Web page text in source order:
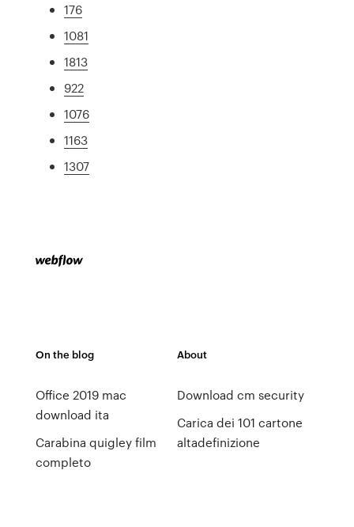
176
1081
1813
922
1076
1163
1307
On the blog
Office 2019 mac
download ita
Carabina quigley film
completo
About
Download cm security
Carica dei 101 cartone
altadefinizione